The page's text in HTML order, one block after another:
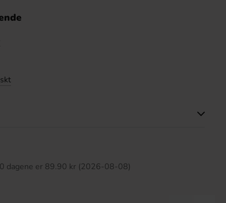
dagene er 89.90 kr (2026-08-08)